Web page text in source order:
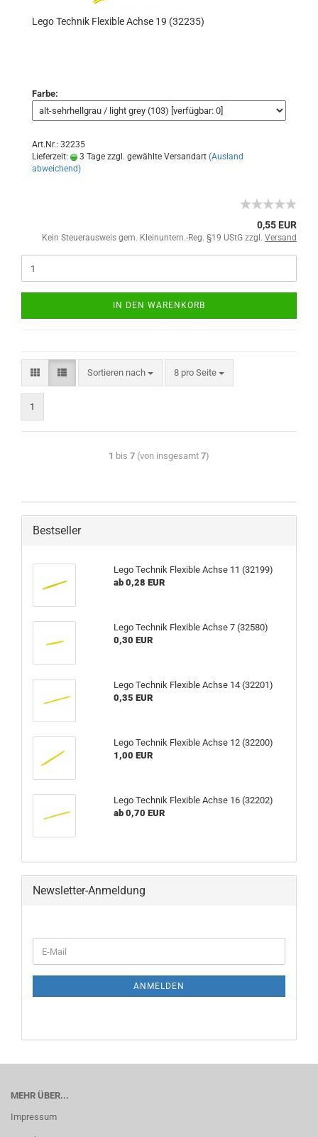
Lego Technik Flexible Achse 19 (32235)
Farbe:
Art.Nr.: 32235
Lieferzeit:
3 Tage zzgl. gewählte Versandart (Ausland
abweichend)
0,55 EUR
Kein Steuerausweis gem. Kleinuntern.-Reg. §19 UStG zzgl. Versand
IN DEN WARENKORB
Sortieren nach 8 pro Seite
1
1 bis 7 (von insgesamt 7)
Bestseller
Lego Technik Flexible Achse 11 (32199)
ab 0,28 EUR
Lego Technik Flexible Achse 7 (32580)
0,30 EUR
Lego Technik Flexible Achse 14 (32201)
0,35 EUR
Lego Technik Flexible Achse 12 (32200)
1,00 EUR
Lego Technik Flexible Achse 16 (32202)
ab 0,70 EUR
Newsletter-Anmeldung
ANMELDEN
MEHR ÜBER...
Impressum